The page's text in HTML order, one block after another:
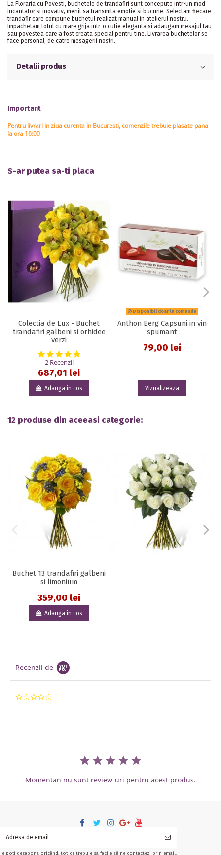
La Floraria cu Povesti, buchetele de trandafiri sunt concepute intr-un mod
incantator si inovativ, menit sa transmita emotie si bucurie. Selectam fiecare
trandafir care compune buchetul realizat manual in atelierul nostru.
Impachetam totul cu mare grija intr-o cutie eleganta si adaugam mesajul tau
sau povestea care a fost creata special pentru tine. Livrarea buchetelor se
face personal, de catre mesagerii nostri.
Detalii produs
Important
Pentru livrari in ziua curenta in Bucuresti, comenzile trebuie plasate pana
la ora 16:00
S-ar putea sa-ti placa
Colectia de Lux - Buchet
trandafiri galbeni si orhidee
verzi
5.0 star rating
2 Recenzii
687,01 lei
Adauga in cos
Disponibil doar la comanda
Anthon Berg Capsuni in vin
spumant
79,00 lei
Vizualizeaza
12 produse din aceeasi categorie:
Buchet 13 trandafiri galbeni
si limonium
359,00 lei
Adauga in cos
Recenzii de
Momentan nu sunt review-uri pentru acest produs.
Te poți dezabona oricând, tot ce trebuie sa faci e să ne contactezi prin email.